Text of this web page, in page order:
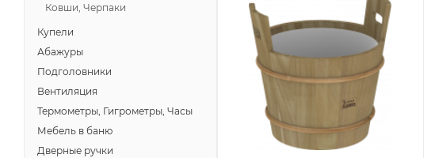
Ковши, Черпаки
Купели
Абажуры
Подголовники
Вентиляция
Термометры, Гигрометры, Часы
Мебель в баню
Дверные ручки